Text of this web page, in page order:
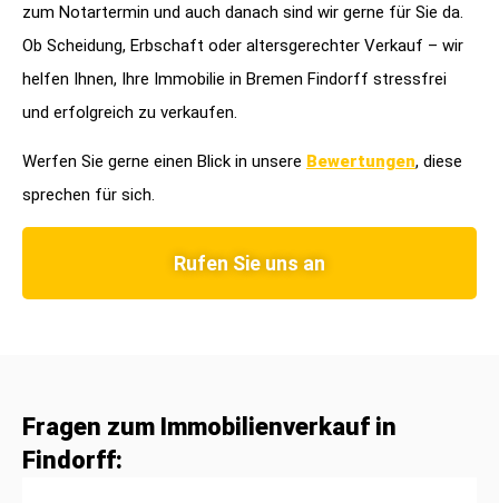
zum Notartermin und auch danach sind wir gerne für Sie da.
Ob Scheidung, Erbschaft oder altersgerechter Verkauf – wir
helfen Ihnen, Ihre Immobilie in Bremen Findorff stressfrei
und erfolgreich zu verkaufen.
Werfen Sie gerne einen Blick in unsere Bewertungen, diese
sprechen für sich.
Rufen Sie uns an
Fragen zum Immobilienverkauf in
Findorff: